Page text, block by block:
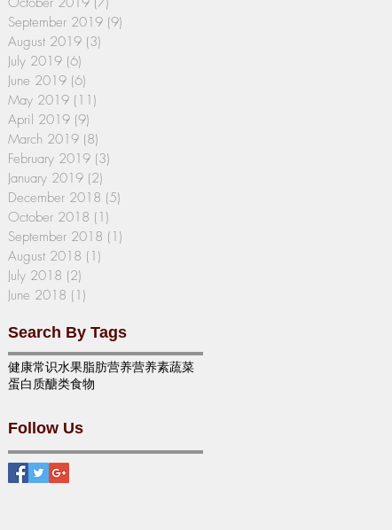
September 2019 (9)
August 2019 (3)
July 2019 (6)
June 2019 (6)
May 2019 (11)
April 2019 (9)
March 2019 (8)
February 2019 (3)
January 2019 (2)
December 2018 (5)
October 2018 (1)
September 2018 (1)
August 2018 (1)
July 2018 (2)
June 2018 (1)
Search By Tags
健康常识水果脂肪营养营养素蔬菜
蛋白质醣类食物
Follow Us